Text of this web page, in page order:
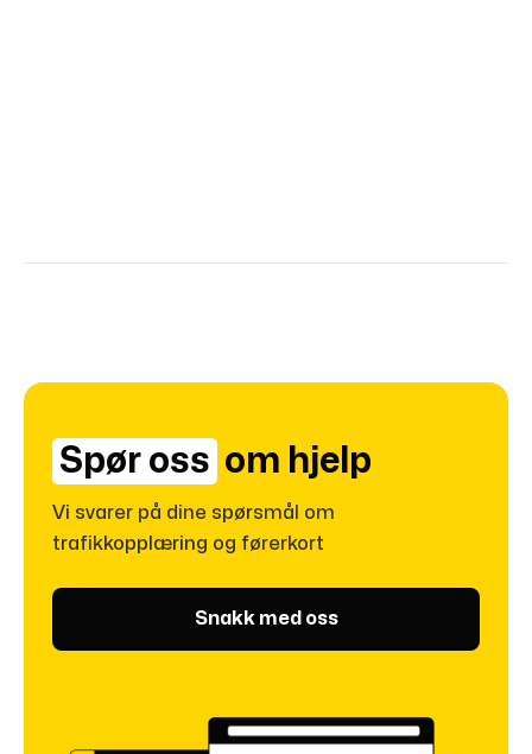
Spør oss om hjelp
Vi svarer på dine spørsmål om
trafikkopplæring og førerkort
Snakk med oss